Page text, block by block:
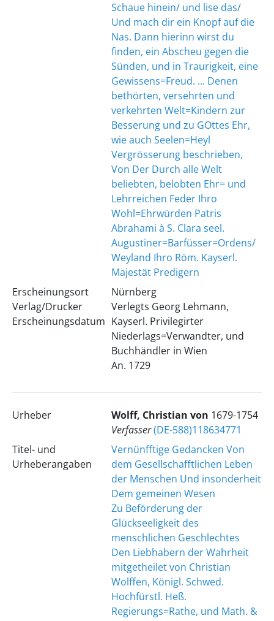
Schaue hinein/ und lise das/
Und mach dir ein Knopf auf die
Nas. Dann hierinn wirst du
finden, ein Abscheu gegen die
Sünden, und in Traurigkeit, eine
Gewissens=Freud. ... Denen
bethörten, versehrten und
verkehrten Welt=Kindern zur
Besserung und zu GOttes Ehr,
wie auch Seelen=Heyl
Vergrösserung beschrieben,
Von Der Durch alle Welt
beliebten, belobten Ehr= und
Lehrreichen Feder Ihro
Wohl=Ehrwürden Patris
Abrahami à S. Clara seel.
Augustiner=Barfüsser=Ordens/
Weyland Ihro Röm. Kayserl.
Majestät Predigern
Erscheinungsort
Verlag/Drucker
Erscheinungsdatum
Nürnberg
Verlegts Georg Lehmann,
Kayserl. Privilegirter
Niederlags=Verwandter, und
Buchhändler in Wien
An. 1729
Urheber Wolff, Christian von 1679-1754
Verfasser(DE-588)118634771
Titel- und
Urheberangaben
Vernünfftige Gedancken Von
dem Gesellschafftlichen Leben
der Menschen Und insonderheit
Dem gemeinen Wesen
Zu Beförderung der
Glückseeligkeit des
menschlichen Geschlechtes
Den Liebhabern der Wahrheit
mitgetheilet von Christian
Wolffen, Königl. Schwed.
Hochfürstl. Heß.
Regierungs=Rathe, und Math. &